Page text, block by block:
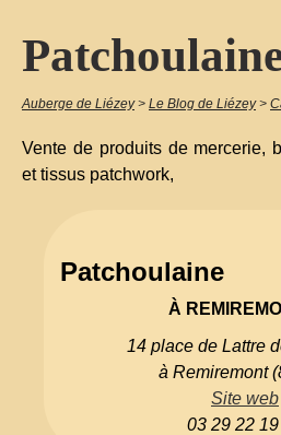
Auberge de Liézey > Le Blog de Liézey >
Vente de produits de mercerie,
et tissus patchwork,
Patchoulaine
À
14 place de Lattre
à Remiremont
Site web
03 29 22